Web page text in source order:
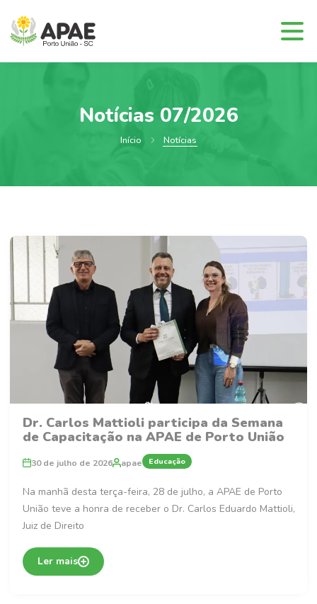
Notícias 07/2026
Início Notícias
Dr. Carlos Mattioli participa da Semana
de Capacitação na APAE de Porto União
30 de julho de 2026 apae Educação
Na manhã desta terça-feira, 28 de julho, a APAE de Porto
União teve a honra de receber o Dr. Carlos Eduardo Mattioli,
Juiz de Direito
Ler mais